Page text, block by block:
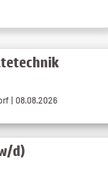
| 08.08.2026
d)